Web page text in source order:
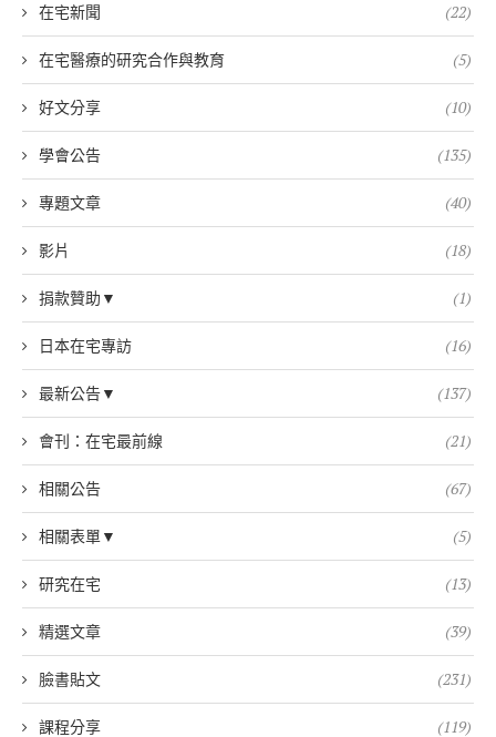
在宅新聞 (22)
在宅醫療的研究合作與教育 (5)
好文分享 (10)
學會公告 (135)
專題文章 (40)
影片 (18)
捐款贊助▼ (1)
日本在宅專訪 (16)
最新公告▼ (137)
會刊：在宅最前線 (21)
相關公告 (67)
相關表單▼ (5)
研究在宅 (13)
精選文章 (39)
臉書貼文 (231)
課程分享 (119)